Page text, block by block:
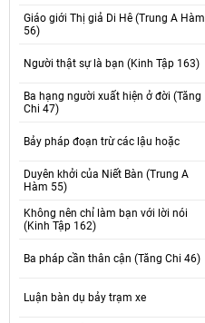
Giáo giới Thị giả Di Hê (Trung A Hàm
56)
Người thật sự là bạn (Kinh Tập 163)
Ba hạng người xuất hiện ở đời (Tăng
Chi 47)
Bảy pháp đoạn trừ các lậu hoặc
Duyên khởi của Niết Bàn (Trung A
Hàm 55)
Không nên chỉ làm bạn với lời nói
(Kinh Tập 162)
Ba pháp cần thân cận (Tăng Chi 46)
Luận bàn dụ bảy trạm xe